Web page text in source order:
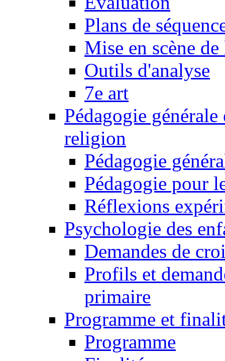
Plans de
Mise en scène
Outils d'analyse
7e art
Pédagogie
religion
Pédagogie
Pédagogie pour
Réflexions
Psychologie des
Demandes de
Profils et
primaire
Programme et
Programme